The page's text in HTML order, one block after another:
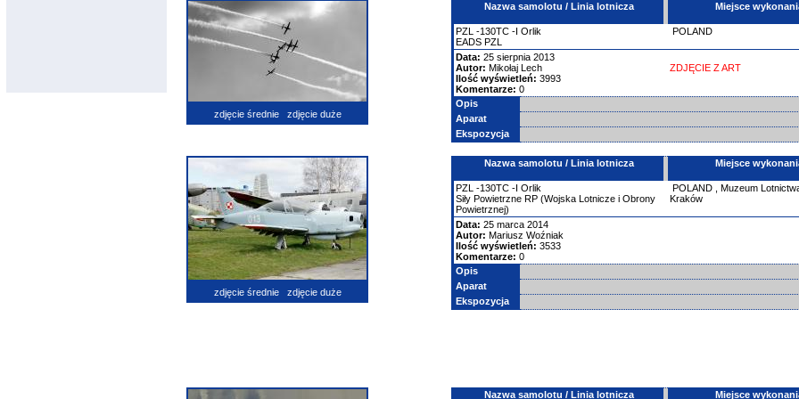
zdjęcie średnie zdjęcie duże
Nazwa samolotu / Linia lotnicza Miejsce
PZL -130TC -I Orlik
EADS PZL
POLAND
Data: 25 sierpnia 2013
Autor: Mikołaj Lech
Ilość wyświetleń: 3993
Komentarze: 0
ZDJĘCIE Z ART
Opis
Aparat
Ekspozycja
zdjęcie średnie zdjęcie duże
Nazwa samolotu / Linia lotnicza Miejsce
PZL -130TC -I Orlik
Siły Powietrzne RP (Wojska Lotnicze i Obrony
Powietrznej)
POLAND
Muzeum
Kraków
Data: 25 marca 2014
Autor: Mariusz Woźniak
Ilość wyświetleń: 3533
Komentarze: 0
Opis
Aparat
Ekspozycja
Nazwa samolotu / Linia lotnicza Miejsce